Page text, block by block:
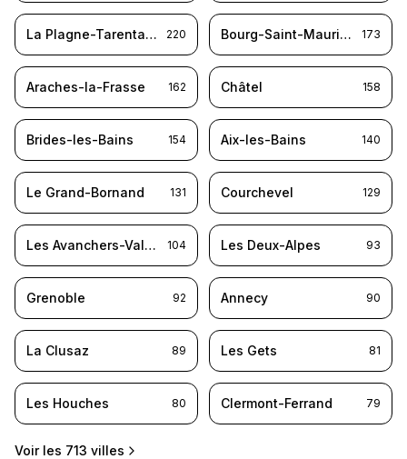
La Plagne-Tarentaise 220 Bourg-Saint-Maurice 173
Araches-la-Frasse 162 Châtel 158
Brides-les-Bains 154 Aix-les-Bains 140
Le Grand-Bornand 131 Courchevel 129
Les Avanchers-Valmorel 104 Les Deux-Alpes 93
Grenoble 92 Annecy 90
La Clusaz 89 Les Gets 81
Les Houches 80 Clermont-Ferrand 79
Voir les 713 villes